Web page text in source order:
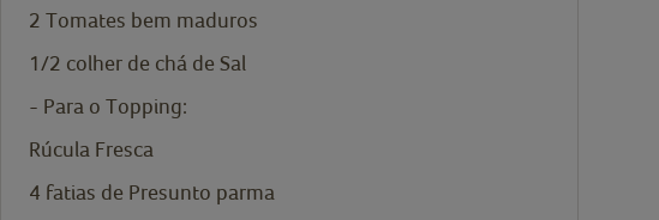
2 Tomates bem maduros
1/2 colher de chá de Sal
- Para o Topping:
Rúcula Fresca
4 fatias de Presunto parma